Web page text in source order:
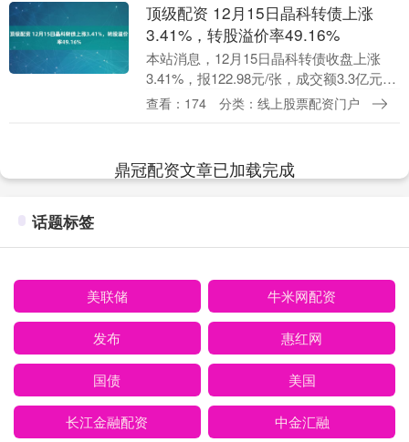
顶级配资 12月15日晶科转债上涨
3.41%，转股溢价率49.16%
本站消息，12月15日晶科转债收盘上涨
3.41%，报122.98元/张，成交额3.3亿元，
转股溢价率49.16%。 资料显示，晶科转债
查看：174 分类：线上股票配资门户
鼎冠配资文章已加载完成
话题标签
美联储 牛米网配资
发布 惠红网
国债 美国
长江金融配资 中金汇融